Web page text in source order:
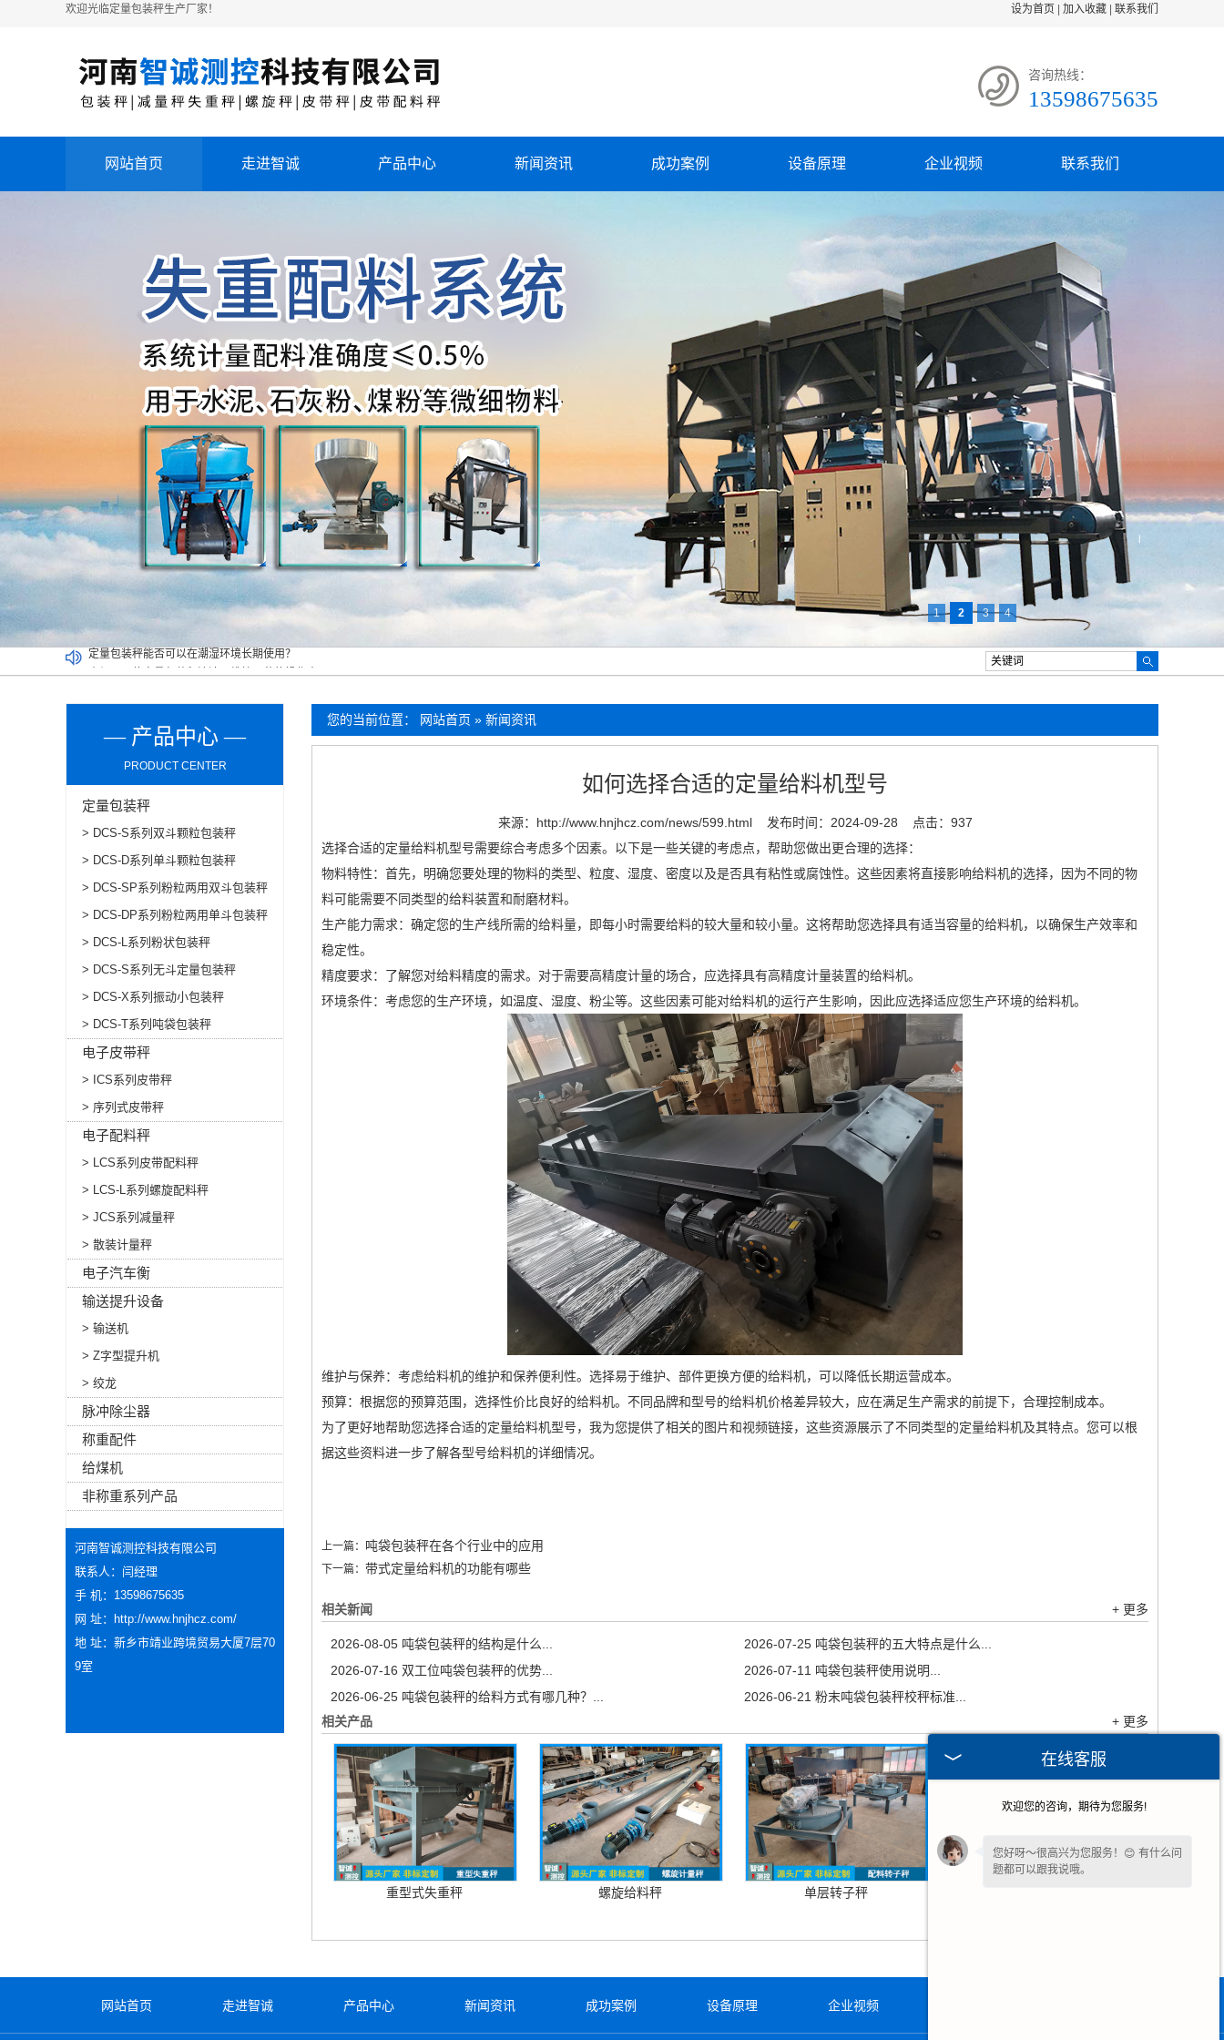
欢迎光临定量包装秤生产厂家！ 设为首页 加入收藏 联系我们
咨询热线：
13598675635
网站首页 走进智诚 产品中心 新闻资讯 成功案例 设备原理 企业视频 联系我们
1 2 3 4
介绍双工位定量包装秤清洁及维护环节的操作事项
买二手定量包装秤一定要考虑以下因素，切记！
您的当前位置： 网站首页 » 新闻资讯
如何选择合适的定量给料机型号
来源： http://www.hnjhcz.com/news/599.html 发布时间：2024-09-28
点击：937
选择合适的定量给料机型号需要综合考虑多个因素。以下是一些关键的考虑点，帮助您做出更合理的选择：
‌物料特性‌：首先，明确您要处理的物料的类型、粒度、湿度、密度以及是否具有粘性或腐蚀性。这些因素将直接影响给料机的选择，因为不同的物
料可能需要不同类型的给料装置和耐磨材料。
‌生产能力需求‌：确定您的生产线所需的给料量，即每小时需要给料的较大量和较小量。这将帮助您选择具有适当容量的给料机，以确保生产效率和
稳定性。
‌精度要求‌：了解您对给料精度的需求。对于需要高精度计量的场合，应选择具有高精度计量装置的给料机。
‌环境条件‌：考虑您的生产环境，如温度、湿度、粉尘等。这些因素可能对给料机的运行产生影响，因此应选择适应您生产环境的给料机。
‌维护与保养‌：考虑给料机的维护和保养便利性。选择易于维护、部件更换方便的给料机，可以降低长期运营成本。
‌预算‌：根据您的预算范围，选择性价比良好的给料机。不同品牌和型号的给料机价格差异较大，应在满足生产需求的前提下，合理控制成本。
为了更好地帮助您选择合适的定量给料机型号，我为您提供了相关的图片和视频链接，这些资源展示了不同类型的定量给料机及其特点。您可以根
据这些资料进一步了解各型号给料机的详细情况。
上一篇： 吨袋包装秤在各个行业中的应用
下一篇： 带式定量给料机的功能有哪些
相关新闻 + 更多
2026-08-05 吨袋包装秤的结构是什么... 2026-07-25 吨袋包装秤的五大特点是什么...
2026-07-16 双工位吨袋包装秤的优势... 2026-07-11 吨袋包装秤使用说明...
2026-06-25 吨袋包装秤的给料方式有哪几种？... 2026-06-21 粉末吨袋包装秤校秤标准...
相关产品
+ 更多
重型式失重秤 螺旋给料秤 单层转子秤
— 产品中心 —
PRODUCT CENTER
定量包装秤
> DCS-S系列双斗颗粒包装秤
> DCS-D系列单斗颗粒包装秤
> DCS-SP系列粉粒两用双斗包装秤
> DCS-DP系列粉粒两用单斗包装秤
> DCS-L系列粉状包装秤
> DCS-S系列无斗定量包装秤
> DCS-X系列振动小包装秤
> DCS-T系列吨袋包装秤
电子皮带秤
> ICS系列皮带秤
> 序列式皮带秤
电子配料秤
> LCS系列皮带配料秤
> LCS-L系列螺旋配料秤
> JCS系列减量秤
> 散装计量秤
电子汽车衡
输送提升设备
> 输送机
> Z字型提升机
> 绞龙
脉冲除尘器
称重配件
给煤机
非称重系列产品
河南智诚测控科技有限公司
联系人：闫经理
手 机：13598675635
网 址：
http://www.hnjhcz.com/
地 址：新乡市靖业跨境贸易大厦7层70
9室
网站首页 走进智诚 产品中心 新闻资讯 成功案例 设备原理 企业视频
在线客服
欢迎您的咨询，期待为您服务!
您好呀～很高兴为您服务！😊 有什么问
题都可以跟我说哦。